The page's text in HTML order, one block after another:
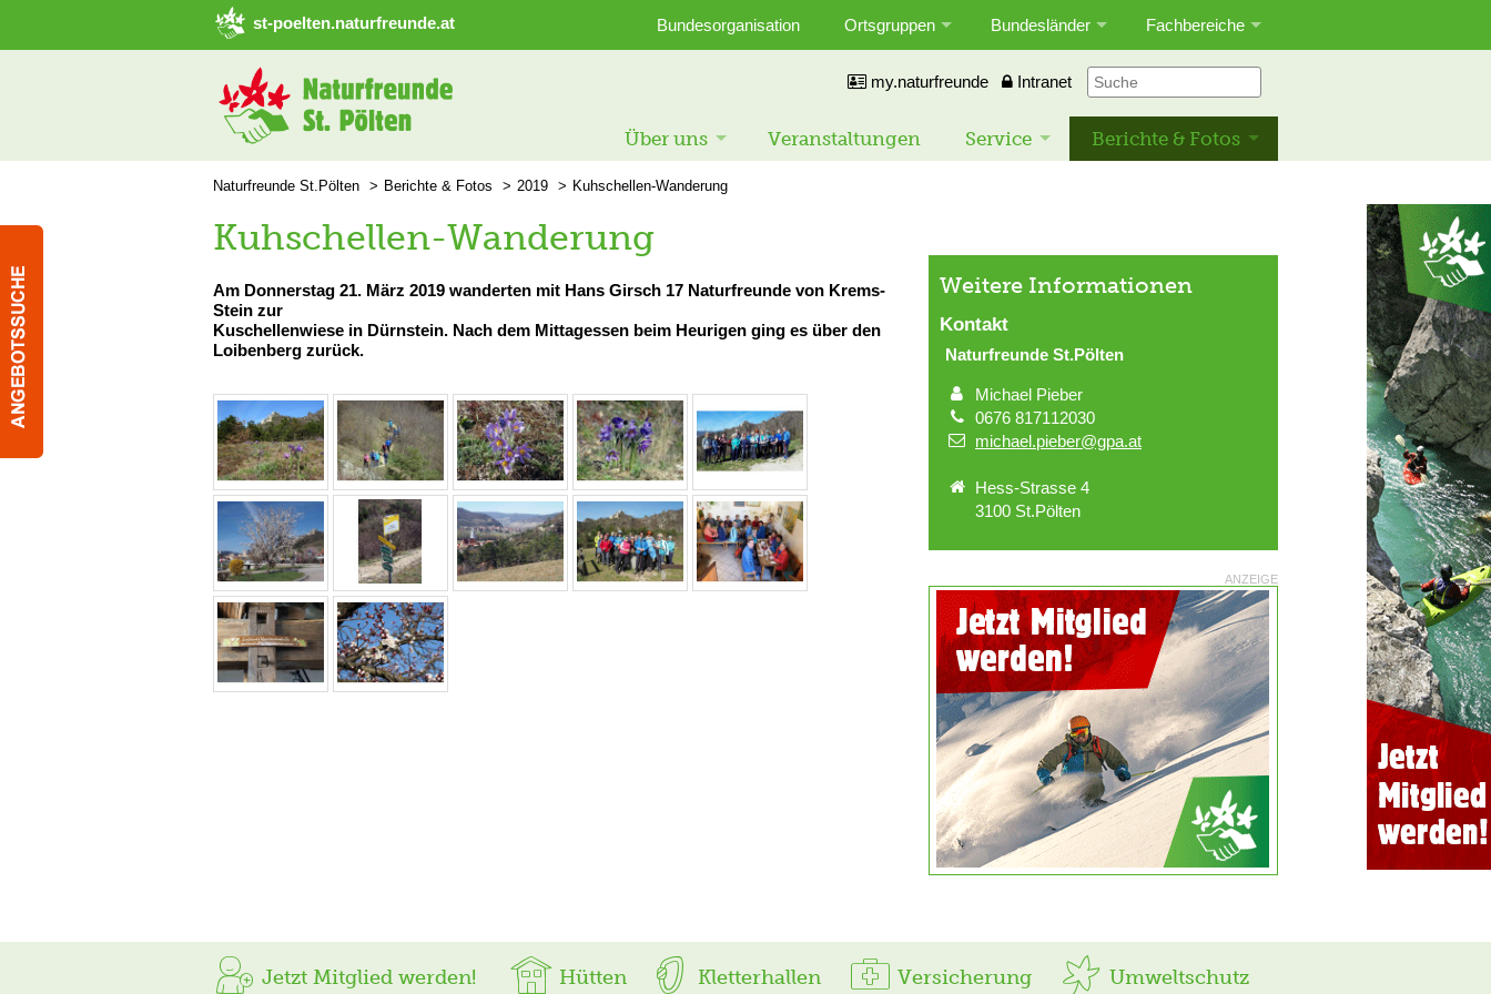
➜ Hauptregion der Seite anspringen
st-poelten.naturfreunde.at Bundesorganisation Ortsgruppen Bundesländer Fachbereiche
my.naturfreunde Intranet
Über uns Veranstaltungen Service Berichte & Fotos
Naturfreunde St.Pölten Berichte & Fotos 2019 Kuhschellen-Wanderung
Kuhschellen-Wanderung
Am Donnerstag 21. März 2019 wanderten mit Hans Girsch 17 Naturfreunde von Krems-
Stein zur
Kuschellenwiese in Dürnstein. Nach dem Mittagessen beim Heurigen ging es über den
Loibenberg zurück.
Weitere Informationen
Kontakt
Naturfreunde St.Pölten
Michael Pieber
0676 817112030
michael.pieber@gpa.at
Hess-Strasse 4
3100 St.Pölten
ANZEIGE
Jetzt Mitglied werden! Hütten Kletterhallen Versicherung Umweltschutz